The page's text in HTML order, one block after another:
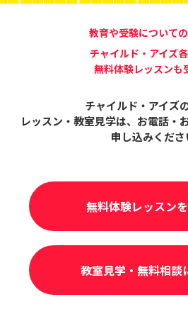
教育や受験について
チャイルド・アイズ
無料体験レッスンも
チャイルド・アイズ
レッスン・教室見学は、 お電話・
申し込みくださ
無料体験レッスン
教室見学・無料相談